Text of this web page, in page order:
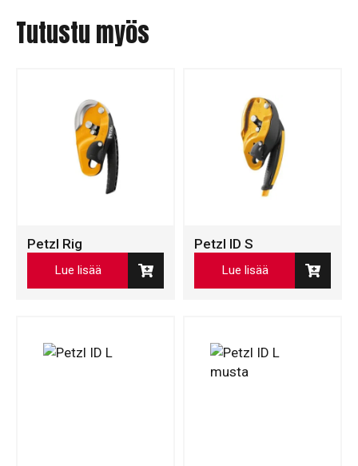
Tutustu myös
Petzl Rig
Lue lisää
Petzl ID S
Lue lisää